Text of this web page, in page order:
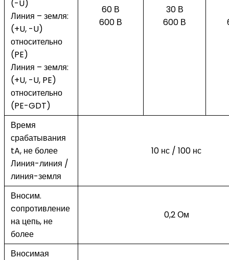
(-U)
Линия – земля:
(+U, -U)
относительно
(PE)
Линия – земля:
(+U, -U, PE)
относительно
(PE-GDT)
60 В
600 В
30 В
600 В
Время
срабатывания
tA, не более
Линия-линия /
линия-земля
10 нс / 100 нс
Вносим.
cопротивление
на цепь, не
более
0,2 Ом
Вносимая